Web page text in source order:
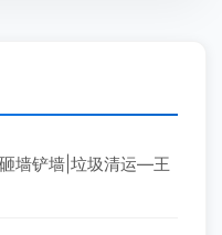
墙铲墙|垃圾清运—王